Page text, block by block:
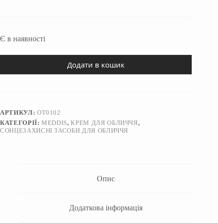
Є в наявності
Додати в кошик
АРТИКУЛ: OT0102
КАТЕГОРІЇ:MEDDIS,КРЕМ ДЛЯ ОБЛИЧЧЯ,
СОНЦЕЗАХИСНІ ЗАСОБИ ДЛЯ ОБЛИЧЧЯ
Опис
Додаткова інформація